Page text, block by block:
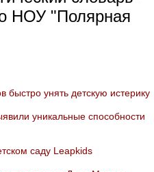
НОУ "Полярная
быстро унять детскую истерику
уникальные способности
саду Leapkids